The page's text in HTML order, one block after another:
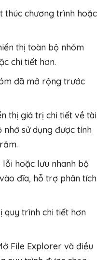
thúc chương trình hoặc
thị toàn bộ nhóm
chi tiết hơn.
đã mở rộng trước
thị giá trị chi tiết về tài
nhớ sử dụng được tính
lỗi hoặc lưu nhanh bộ
đĩa, hỗ trợ phân tích
quy trình chi tiết hơn
File Explorer và điều